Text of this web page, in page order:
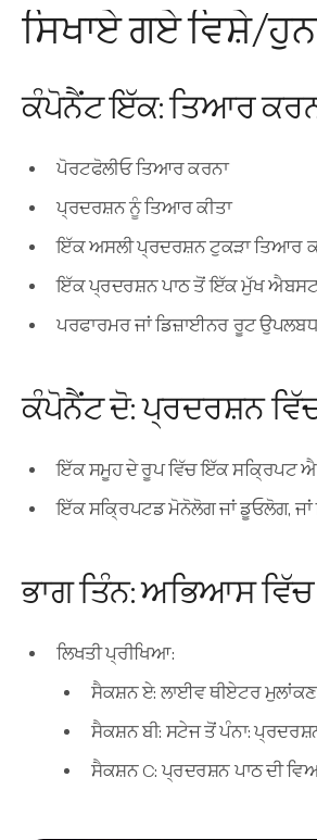
ਸਿਖਾਏ ਗਏ ਵਿਸ਼ੇ/
ਕੰਪੋਨੈਂਟ ਇੱਕ: ਤਿਆਰ
ਪੋਰਟਫੋਲੀਓ ਤਿਆਰ ਕਰਨਾ
ਪ੍ਰਦਰਸ਼ਨ ਨੂੰ ਤਿਆਰ ਕੀਤਾ
ਇੱਕ ਅਸਲੀ ਪ੍ਰਦਰਸ਼ਨ ਟੁਕੜਾ ਤਿਆਰ
ਇੱਕ ਪ੍ਰਦਰਸ਼ਨ ਪਾਠ ਤੋਂ ਇੱਕ ਮੁੱਖ
ਪਰਫਾਰਮਰ ਜਾਂ ਡਿਜ਼ਾਈਨਰ ਰੂਟ
ਕੰਪੋਨੈਂਟ ਦੋ: ਪ੍ਰਦਰਸ਼ਨ
ਇੱਕ ਸਮੂਹ ਦੇ ਰੂਪ ਵਿੱਚ ਇੱਕ ਸਕ੍ਰਿਪਟ
ਇੱਕ ਸਕ੍ਰਿਪਟਡ ਮੋਨੋਲੋਗ ਜਾਂ ਡੂਓਲੋਗ, ਜਾਂ
ਭਾਗ ਤਿੰਨ: ਅਭਿਆਸ ਵਿੱਚ
ਲਿਖਤੀ ਪ੍ਰੀਖਿਆ:
ਸੈਕਸ਼ਨ ਏ: ਲਾਈਵ ਥੀਏਟਰ
ਸੈਕਸ਼ਨ ਬੀ: ਸਟੇਜ ਤੋਂ ਪੰਨਾ:
ਸੈਕਸ਼ਨ C: ਪ੍ਰਦਰਸ਼ਨ ਪਾਠ ਦੀ